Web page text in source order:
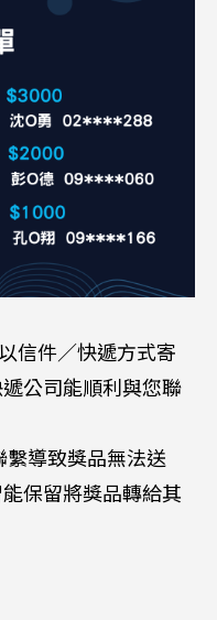
信件／快遞方式寄
公司能順利與您聯
導致獎品無法送
保留將獎品轉給其